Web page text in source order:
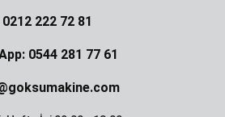
222 72 81
0544 281 77 61